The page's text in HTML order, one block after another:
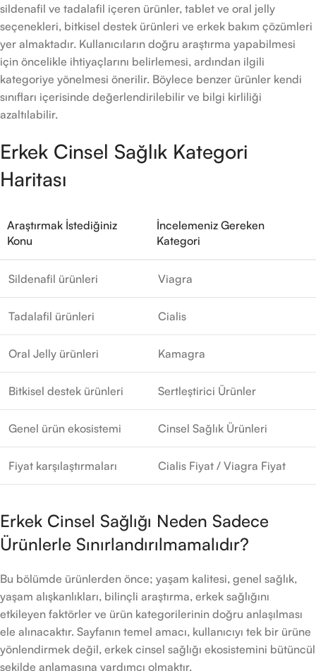
sildenafil ve tadalafil içeren ürünler, tablet ve oral jelly
seçenekleri, bitkisel destek ürünleri ve erkek bakım çözümleri
yer almaktadır. Kullanıcıların doğru araştırma yapabilmesi
için öncelikle ihtiyaçlarını belirlemesi, ardından ilgili
kategoriye yönelmesi önerilir. Böylece benzer ürünler kendi
sınıfları içerisinde değerlendirilebilir ve bilgi kirliliği
azaltılabilir.
Erkek Cinsel Sağlık Kategori
Haritası
Araştırmak İstediğiniz
Konu
İncelemeniz Gereken
Kategori
Sildenafil ürünleri Viagra
Tadalafil ürünleri Cialis
Oral Jelly ürünleri Kamagra
Bitkisel destek ürünleri Sertleştirici Ürünler
Genel ürün ekosistemi Cinsel Sağlık Ürünleri
Fiyat karşılaştırmaları Cialis Fiyat / Viagra Fiyat
Erkek Cinsel Sağlığı Neden Sadece
Ürünlerle Sınırlandırılmamalıdır?
Bu bölümde ürünlerden önce; yaşam kalitesi, genel sağlık,
yaşam alışkanlıkları, bilinçli araştırma, erkek sağlığını
etkileyen faktörler ve ürün kategorilerinin doğru anlaşılması
ele alınacaktır. Sayfanın temel amacı, kullanıcıyı tek bir ürüne
yönlendirmek değil, erkek cinsel sağlığı ekosistemini bütüncül
şekilde anlamasına yardımcı olmaktır.